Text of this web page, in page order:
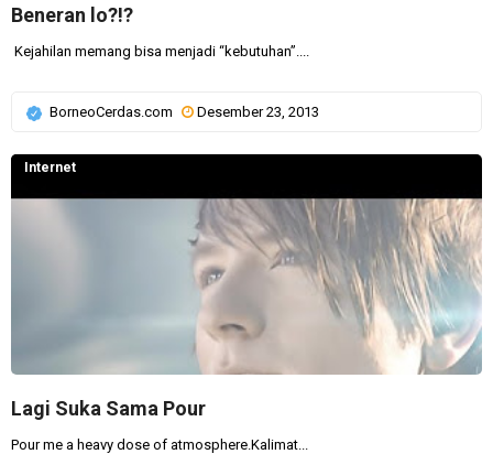
Beneran lo?!?
Kejahilan memang bisa menjadi “kebutuhan”....
BorneoCerdas.com Desember 23, 2013
Lagi Suka Sama Pour
Internet
Pour me a heavy dose of atmosphere.Kalimat...